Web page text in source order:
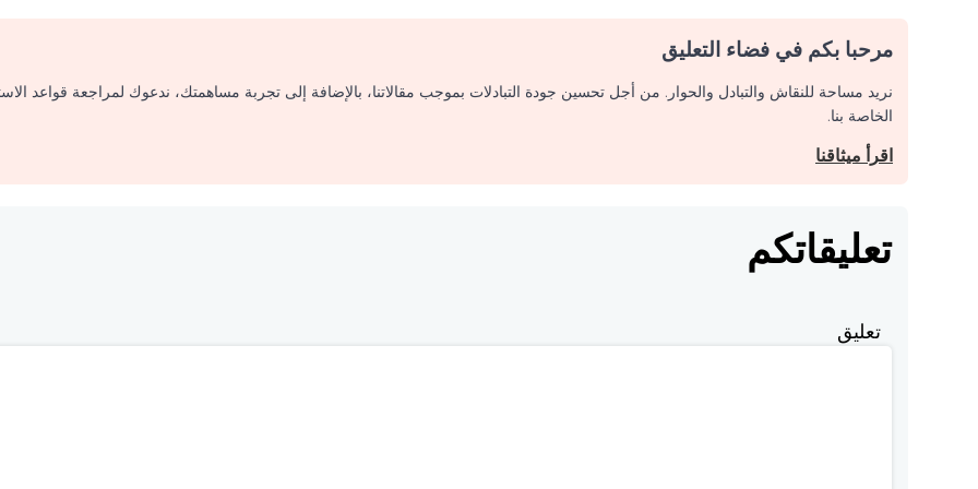
مرحبا بكم في فضاء التعليق
نريد مساحة للنقاش والتبادل والحوار. من أجل تحسين جودة التبادلات بموجب مقالاتنا، بالإضافة إلى تجربة مساهمتك، ندعوك لمراجعة قواعد
الخاصة بنا.
اقرأ ميثاقنا
تعليقاتكم
تعليق